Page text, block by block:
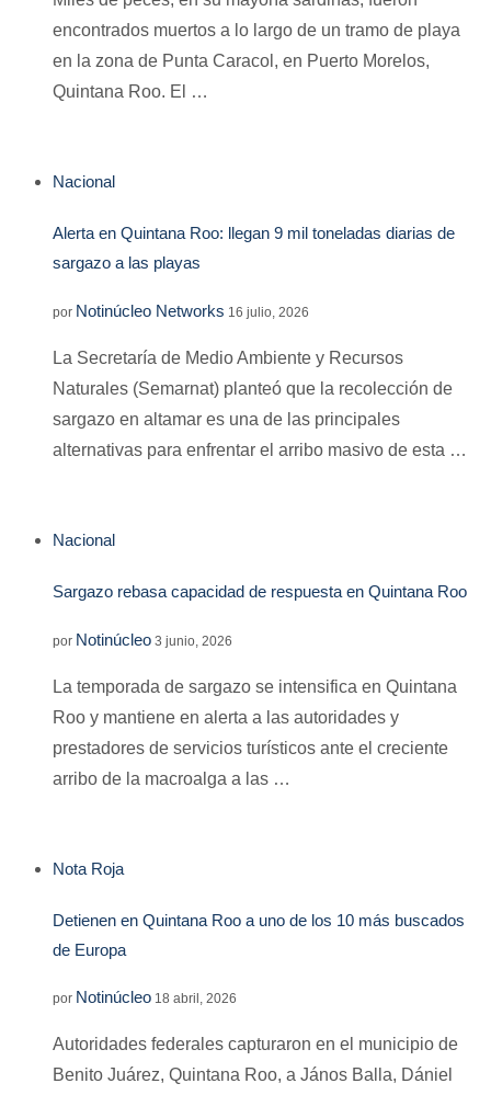
encontrados muertos a lo largo de un tramo de playa
en la zona de Punta Caracol, en Puerto Morelos,
Quintana Roo. El …
Nacional
Alerta en Quintana Roo: llegan 9 mil toneladas diarias de
sargazo a las playas
por Notinúcleo Networks 16 julio, 2026
La Secretaría de Medio Ambiente y Recursos
Naturales (Semarnat) planteó que la recolección de
sargazo en altamar es una de las principales
alternativas para enfrentar el arribo masivo de esta …
Nacional
Sargazo rebasa capacidad de respuesta en Quintana Roo
por Notinúcleo 3 junio, 2026
La temporada de sargazo se intensifica en Quintana
Roo y mantiene en alerta a las autoridades y
prestadores de servicios turísticos ante el creciente
arribo de la macroalga a las …
Nota Roja
Detienen en Quintana Roo a uno de los 10 más buscados
de Europa
por Notinúcleo 18 abril, 2026
Autoridades federales capturaron en el municipio de
Benito Juárez, Quintana Roo, a János Balla, Dániel